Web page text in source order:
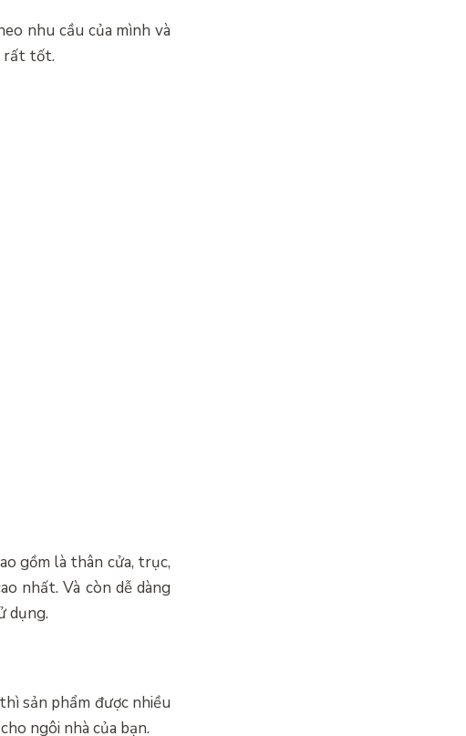
nhu cầu của mình và
rất tốt.
gồm là thân cửa, trục,
nhất. Và còn dễ dàng
dụng.
sản phẩm được nhiều
ngôi nhà của bạn.